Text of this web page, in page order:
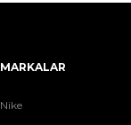
MARKALAR
Nike